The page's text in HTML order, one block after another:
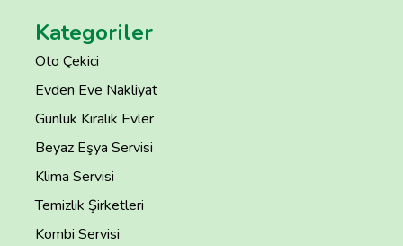
Kategoriler
Oto Çekici
Evden Eve Nakliyat
Günlük Kiralık Evler
Beyaz Eşya Servisi
Klima Servisi
Temizlik Şirketleri
Kombi Servisi